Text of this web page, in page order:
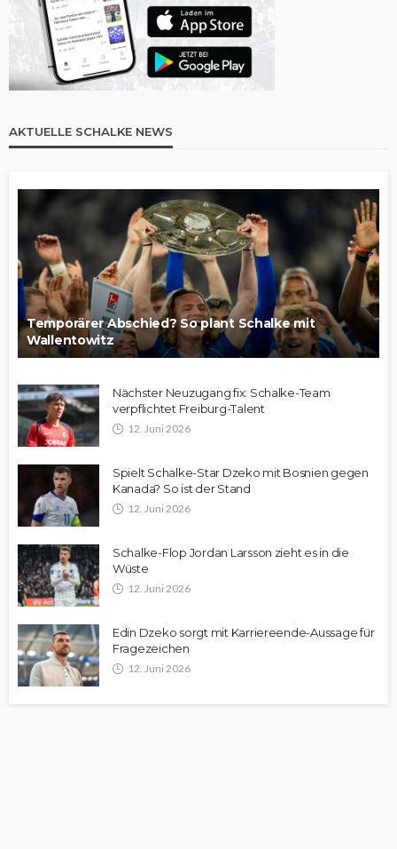
AKTUELLE SCHALKE NEWS
Temporärer Abschied? So plant Schalke mit
Wallentowitz
Nächster Neuzugang fix: Schalke-Team
verpflichtet Freiburg-Talent
12. Juni 2026
Spielt Schalke-Star Dzeko mit Bosnien gegen
Kanada? So ist der Stand
12. Juni 2026
Schalke-Flop Jordan Larsson zieht es in die
Wüste
12. Juni 2026
Edin Dzeko sorgt mit Karriereende-Aussage für
Fragezeichen
12. Juni 2026